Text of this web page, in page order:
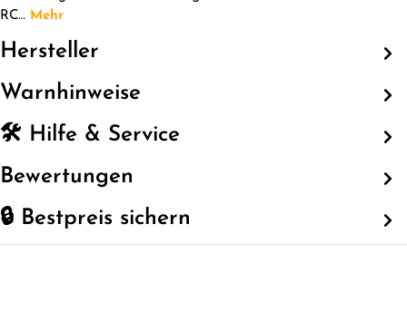
RC… Mehr
Hersteller
Warnhinweise
🛠️ Hilfe & Service
Bewertungen
🔒 Bestpreis sichern